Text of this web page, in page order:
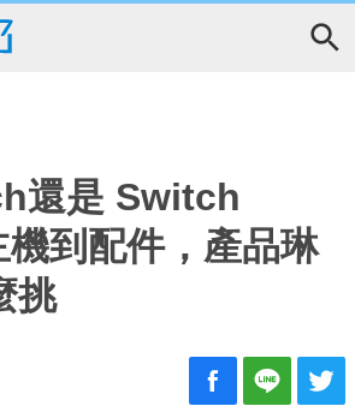
還是 Switch
到配件，產品琳
挑